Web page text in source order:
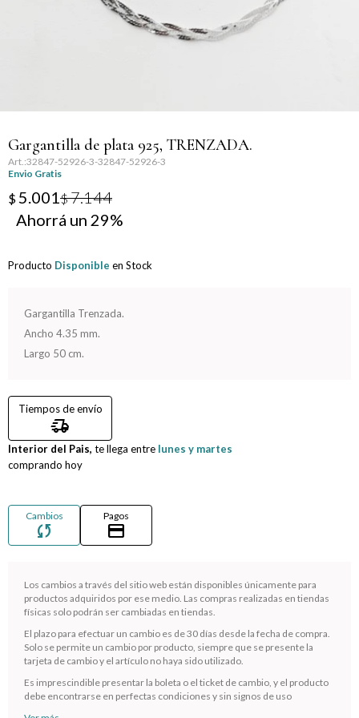
Gargantilla de plata 925, TRENZADA.
32847-52926-3-32847-52926-3
Envio Gratis
$5.001$7.144
29
Producto Disponible en Stock
Gargantilla Trenzada.
Ancho 4.35 mm.
Largo 50 cm.
Tiempos de envío
delivery_truck_speed
Interior del Pais, te llega entre lunes y martes
comprando hoy
Cambios
sync
Pagos
credit_card
Los cambios a través del sitio web están disponibles únicamente para
productos adquiridos por ese medio. Las compras realizadas en tiendas
físicas solo podrán ser cambiadas en tiendas.
El plazo para efectuar un cambio es de 30 días desde la fecha de compra.
Solo se permite un cambio por producto, siempre que se presente la
tarjeta de cambio y el artículo no haya sido utilizado.
Es imprescindible presentar la boleta o el ticket de cambio, y el producto
debe encontrarse en perfectas condiciones y sin signos de uso
¡Sumate a la forma más ágil de comprar!
Comprá en 3 cuotas sin recargo o hasta en 12
cuotas * ¡Solo con tu cédula!
* sujeto aprobación crediticia.
Día del Abuelo
Día del Amigo
Día del Maestro
Día del Padre
Graduación
Nacimiento
San Valentín
Día del niño